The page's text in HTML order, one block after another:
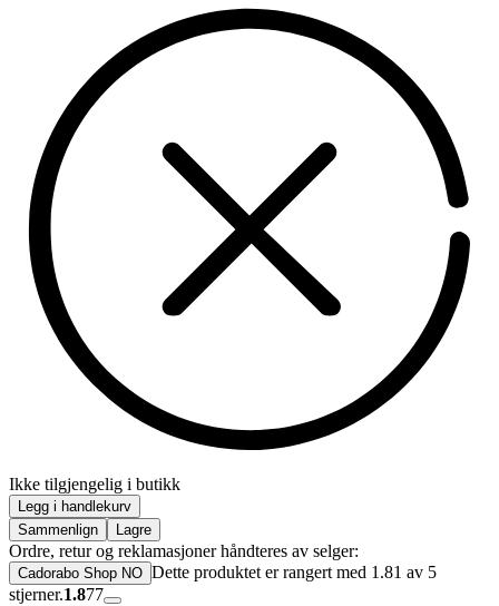
Ikke tilgjengelig i butikk
Legg i handlekurv
Sammenlign
Lagre
Ordre, retur og reklamasjoner håndteres av selger:
Cadorabo Shop NO Dette produktet er rangert med 1.81 av 5
stjerner.1.877